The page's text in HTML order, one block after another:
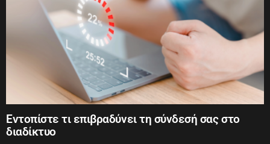
Εντοπίστε τι επιβραδύνει τη σύνδεσή σας στο
διαδίκτυο